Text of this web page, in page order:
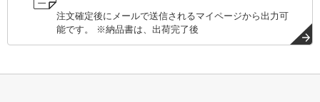
注文確定後にメールで送信されるマイページから出力可
能です。 ※納品書は、出荷完了後